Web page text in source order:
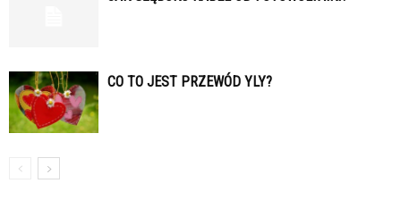
CO TO JEST PRZEWÓD YLY?